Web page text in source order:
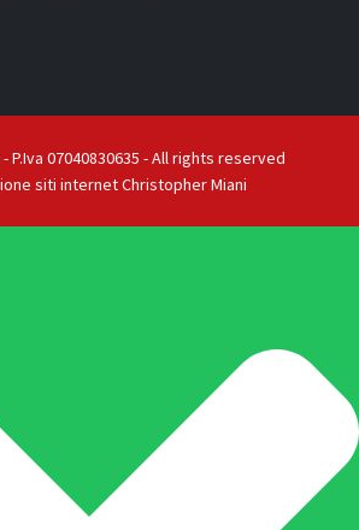
P.Iva 07040830635 - All rights reserved
siti internet Christopher Miani